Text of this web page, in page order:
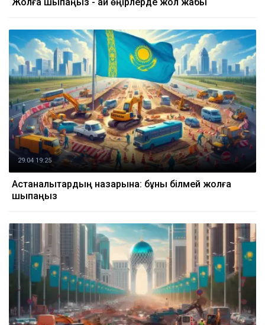
29.04 19:25
Астаналықтардың назарына: бұны білмей жолға
шықпаңыз